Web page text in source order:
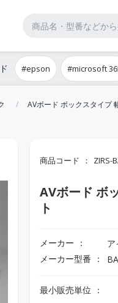
#epson #microsoft
AVボード ボックスタイプ
商品コード ZIRS-
AVボード ボ
ト
メーカー ア
メーカー型番
最小販売単位